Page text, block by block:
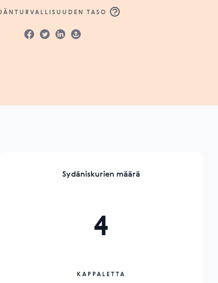
TASO
Sydäniskurien määrä
4
KAPPALETTA